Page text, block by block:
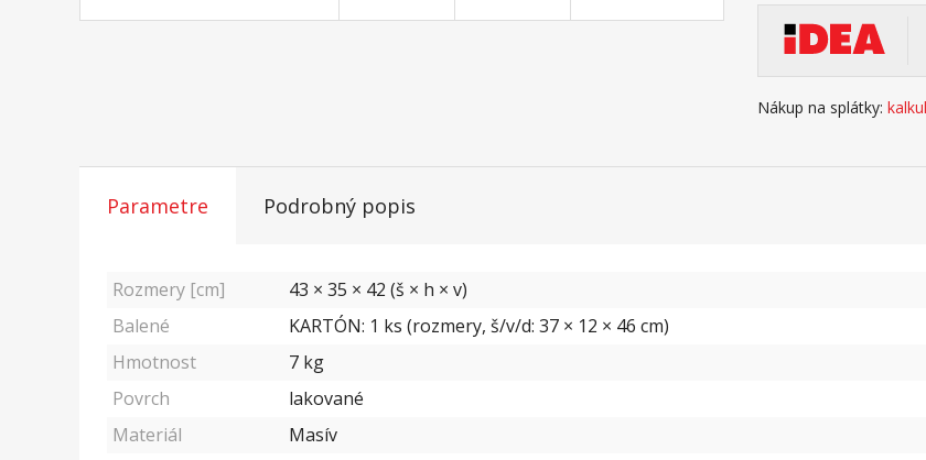
Nákup na splátky:
Parametre Podrobný popis
Rozmery [cm]
43 × 35 × 42 (š × h × v)
Balené
KARTÓN: 1 ks (rozmery, š/v/d: 37 × 12 × 46 cm)
Hmotnost
7 kg
Povrch
lakované
Materiál
Masív